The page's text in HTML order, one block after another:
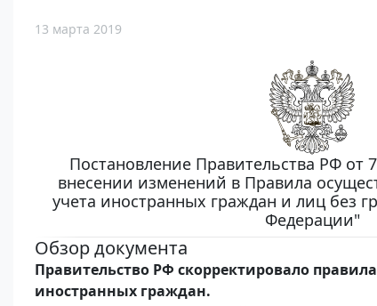
13 марта 2019
Постановление Правительства РФ от
внесении изменений в Правила
учета иностранных граждан и лиц без
Федерации"
Обзор документа
Правительство РФ скорректировало
иностранных граждан.